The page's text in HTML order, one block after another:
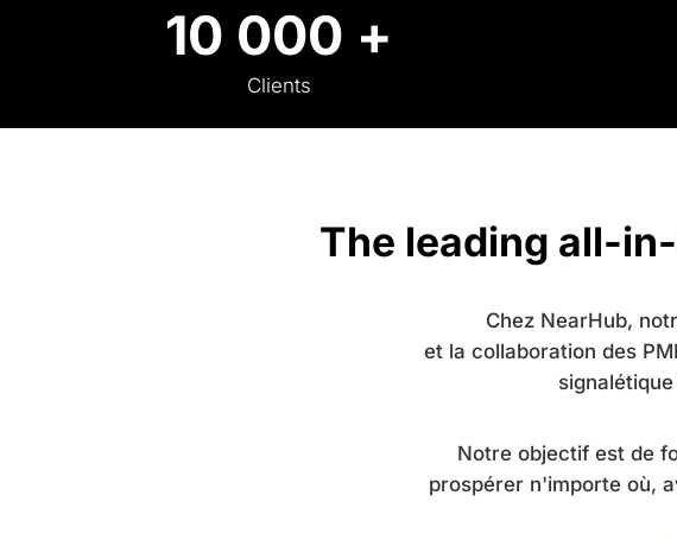
10 000 +
Clients
The leading all-
Chez NearHub,
et la collaboration des
Notre objectif est de
prospérer n'importe où,